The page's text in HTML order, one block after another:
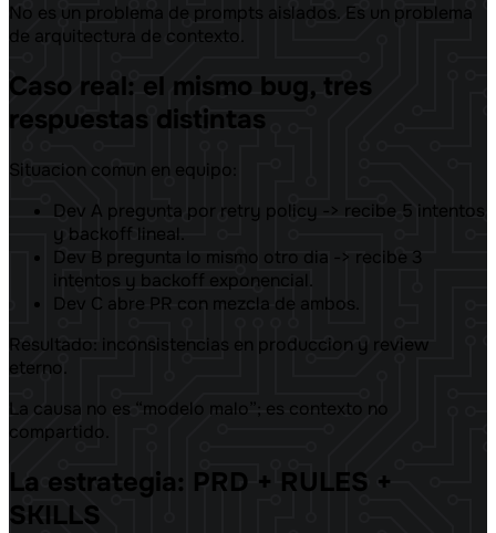
No es un problema de prompts aislados. Es un problema
de arquitectura de contexto.
Caso real: el mismo bug, tres
respuestas distintas
Situacion comun en equipo:
Dev A pregunta por retry policy -> recibe 5 intentos
y backoff lineal.
Dev B pregunta lo mismo otro dia -> recibe 3
intentos y backoff exponencial.
Dev C abre PR con mezcla de ambos.
Resultado: inconsistencias en produccion y review
eterno.
La causa no es “modelo malo”; es contexto no
compartido.
La estrategia: PRD + RULES +
SKILLS